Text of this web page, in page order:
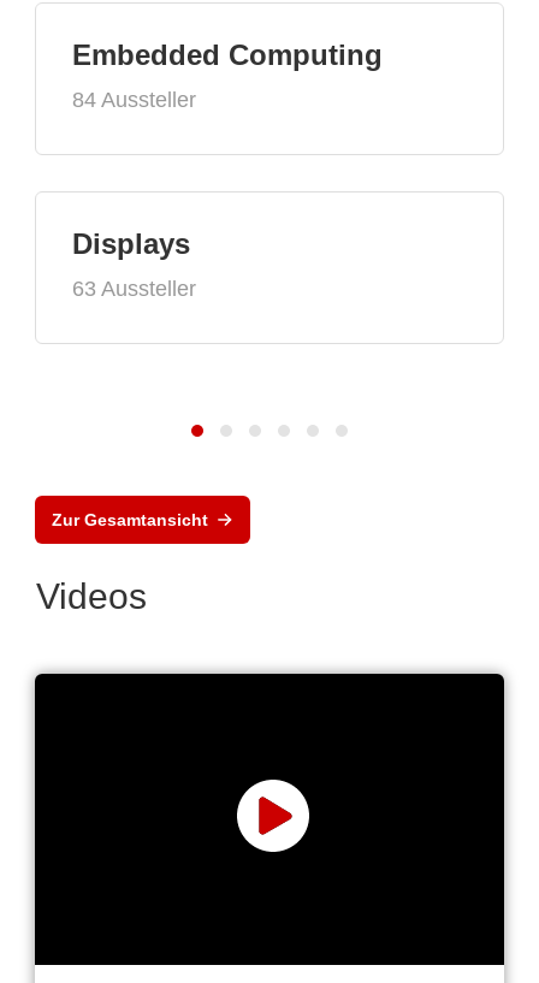
Embedded Computing
84 Aussteller
Displays
63 Aussteller
Zur Gesamtansicht
Videos